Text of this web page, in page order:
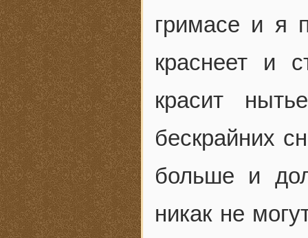
гримасе и я
краснеет и
красит
бескрайних
больше и
никак не